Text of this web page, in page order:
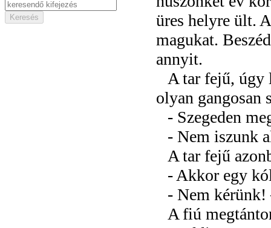
üres helyre ült.
magukat.
annyit.
A tar fejű, úgy
olyan gangosan
- Szegeden
- Nem iszunk
A tar fejű
- Akkor egy
- Nem kérünk!
A fiú